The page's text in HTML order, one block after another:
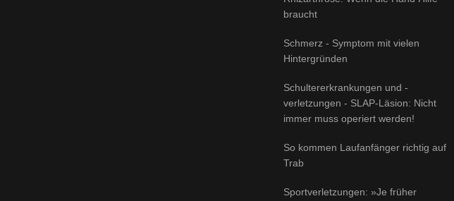
braucht
Schmerz - Symptom mit vielen
Hintergründen
Schultererkrankungen und -
verletzungen - SLAP-Läsion: Nicht
immer muss operiert werden!
So kommen Laufanfänger richtig auf
Trab
Sportverletzungen: »Je früher